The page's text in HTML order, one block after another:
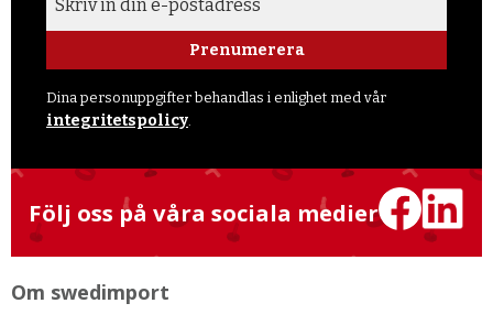
Prenumerera
Dina personuppgifter behandlas i enlighet med vår
integritetspolicy
Följ oss på våra sociala medier
Om swedimport